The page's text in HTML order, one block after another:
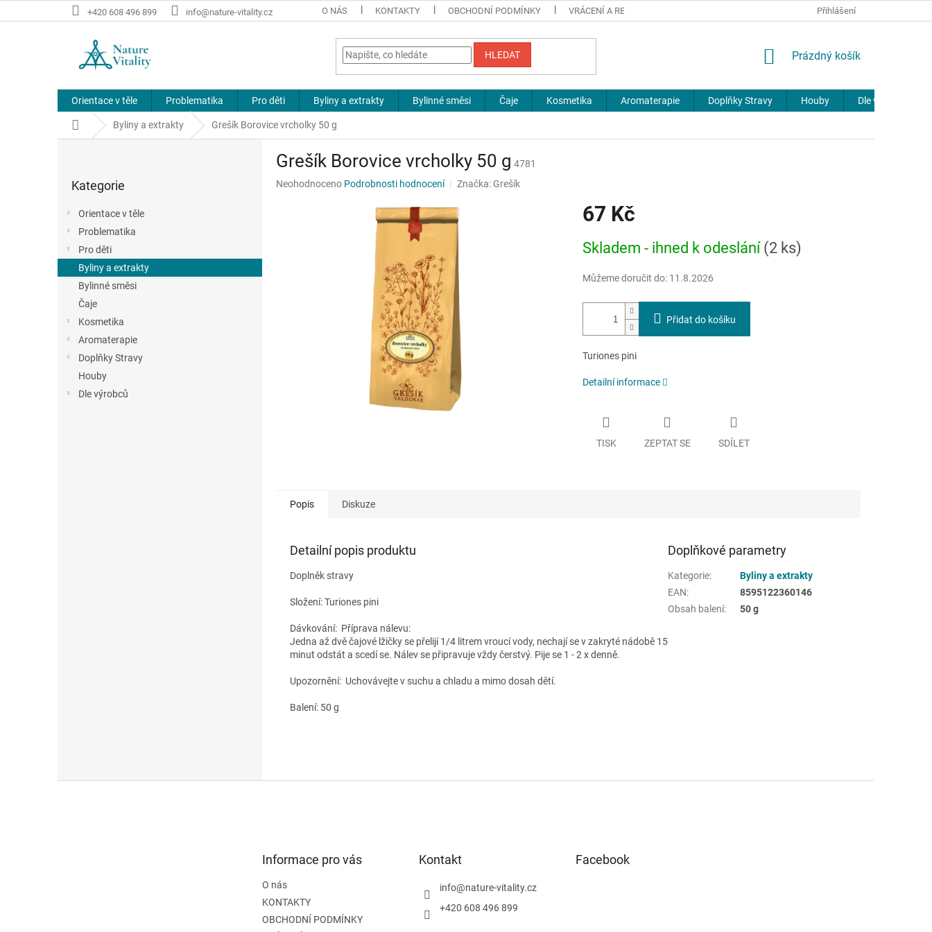
na
+420 608 496 899 info@nature-vitality.cz O NÁS KONTAKTY OBCHODNÍ PODMÍNKY VRÁCENÍ A REKLAMACE JOURNAL
Přihlášení
HLEDAT
NÁKUPNÍ
Prázdný košík
Orientace v těle Problematika Pro děti Byliny a extrakty Bylinné směsi Čaje Kosmetika Aromaterapie Doplňky Stravy Houby Dle výrobců
Domů Byliny a extrakty Grešík Borovice vrcholky 50 g
kategorie
Kategorie
Orientace v těle
Problematika
Pro děti
Byliny a extrakty
Bylinné směsi
Čaje
Kosmetika
Aromaterapie
Doplňky Stravy
Houby
Dle výrobců
Grešík Borovice vrcholky 50 g 4781
Průměrné
Neohodnoceno Podrobnosti hodnocení Značka: Grešík
67 Kč
cena:
Skladem - ihned k odeslání (2 ks)
Můžeme doručit do: 11.8.2026
Přidat do košíku
Turiones pini
Detailní informace
TISK ZEPTAT SE SDÍLET
Popis Diskuze
Detailní popis produktu
Doplněk stravy
Složení:Turiones pini
Dávkování: Příprava nálevu:
Jedna až dvě čajové lžičky se přelijí 1/4 litrem vroucí vody, nechají se v zakryté nádobě 15
minut odstát a scedí se. Nálev se připravuje vždy čerstvý. Pije se 1 - 2 x denně.
Upozornění: Uchovávejte v suchu a chladu a mimo dosah dětí.
Balení: 50 g
Doplňkové parametry
Kategorie:
Byliny a extrakty
EAN:
8595122360146
Obsah balení: 50 g
Informace pro vás
O nás
KONTAKTY
OBCHODNÍ PODMÍNKY
Kontakt
info@nature-vitality.cz
+420 608 496 899
Facebook